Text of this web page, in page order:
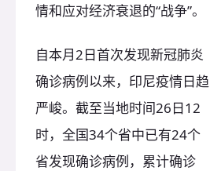
情和应对经济衰退的“战争”。
自本月2日首次发现新冠肺炎
确诊病例以来，印尼疫情日趋
严峻。截至当地时间26日12
时，全国34个省中已有24个
省发现确诊病例，累计确诊